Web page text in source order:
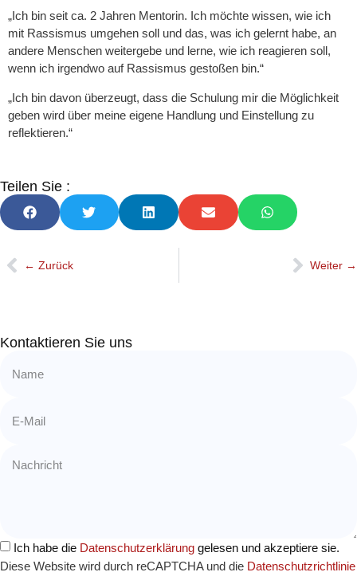
„Ich bin seit ca. 2 Jahren Mentorin. Ich möchte wissen, wie ich
mit Rassismus umgehen soll und das, was ich gelernt habe, an
andere Menschen weitergebe und lerne, wie ich reagieren soll,
wenn ich irgendwo auf Rassismus gestoßen bin.“
„Ich bin davon überzeugt, dass die Schulung mir die Möglichkeit
geben wird über meine eigene Handlung und Einstellung zu
reflektieren.“
Teilen Sie :
Kontaktieren Sie uns
Ich habe die Datenschutzerklärung gelesen und akzeptiere sie.
Diese Website wird durch reCAPTCHA und die Datenschutzrichtlinie